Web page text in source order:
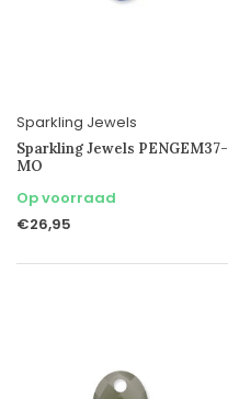
Sparkling Jewels
Sparkling Jewels PENGEM37-
MO
Op voorraad
€26,95